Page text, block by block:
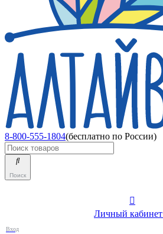
8-800-555-1804(бесплатно по России)
Поиск
Личный кабинет
Вход